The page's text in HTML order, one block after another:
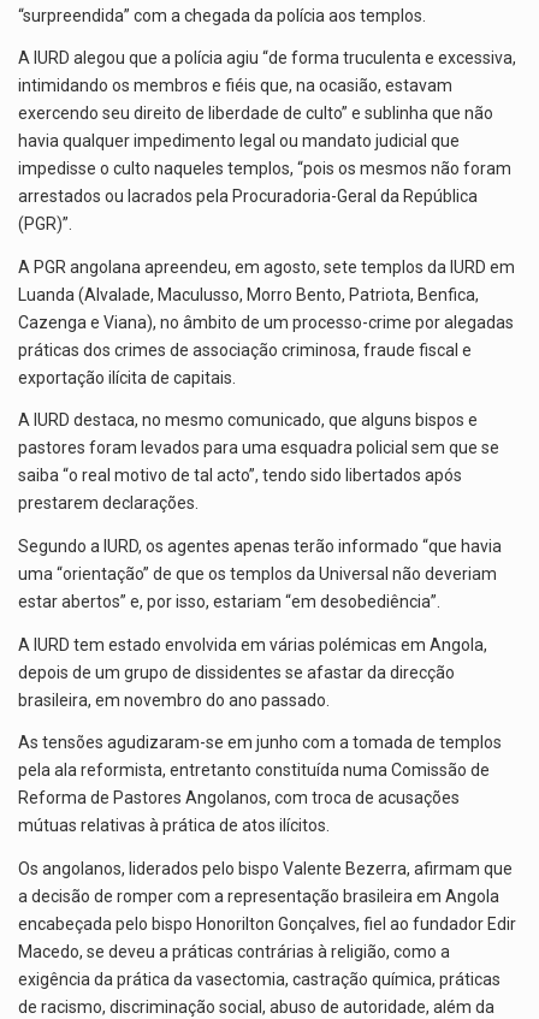
“surpreendida” com a chegada da polícia aos templos.
A IURD alegou que a polícia agiu “de forma truculenta e excessiva,
intimidando os membros e fiéis que, na ocasião, estavam
exercendo seu direito de liberdade de culto” e sublinha que não
havia qualquer impedimento legal ou mandato judicial que
impedisse o culto naqueles templos, “pois os mesmos não foram
arrestados ou lacrados pela Procuradoria-Geral da República
(PGR)”.
A PGR angolana apreendeu, em agosto, sete templos da IURD em
Luanda (Alvalade, Maculusso, Morro Bento, Patriota, Benfica,
Cazenga e Viana), no âmbito de um processo-crime por alegadas
práticas dos crimes de associação criminosa, fraude fiscal e
exportação ilícita de capitais.
A IURD destaca, no mesmo comunicado, que alguns bispos e
pastores foram levados para uma esquadra policial sem que se
saiba “o real motivo de tal acto”, tendo sido libertados após
prestarem declarações.
Segundo a IURD, os agentes apenas terão informado “que havia
uma “orientação” de que os templos da Universal não deveriam
estar abertos” e, por isso, estariam “em desobediência”.
A IURD tem estado envolvida em várias polémicas em Angola,
depois de um grupo de dissidentes se afastar da direcção
brasileira, em novembro do ano passado.
As tensões agudizaram-se em junho com a tomada de templos
pela ala reformista, entretanto constituída numa Comissão de
Reforma de Pastores Angolanos, com troca de acusações
mútuas relativas à prática de atos ilícitos.
Os angolanos, liderados pelo bispo Valente Bezerra, afirmam que
a decisão de romper com a representação brasileira em Angola
encabeçada pelo bispo Honorilton Gonçalves, fiel ao fundador Edir
Macedo, se deveu a práticas contrárias à religião, como a
exigência da prática da vasectomia, castração química, práticas
de racismo, discriminação social, abuso de autoridade, além da